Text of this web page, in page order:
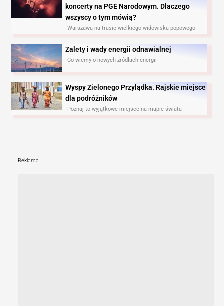
koncerty na PGE Narodowym. Dlaczego
wszyscy o tym mówią?
Warszawa na trasie wielkiego widowiska popowego
Zalety i wady energii odnawialnej
Co wiemy o nowych źródłach energii
Wyspy Zielonego Przylądka. Rajskie miejsce
dla podróżników
Poznaj to wyjątkowe miejsce na mapie świata
Reklama